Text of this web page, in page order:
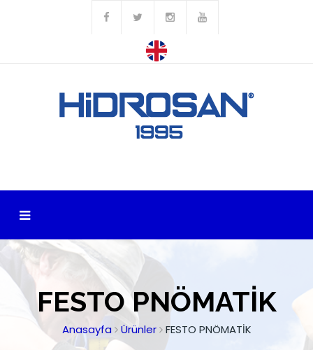
FESTO PNÖMATİK
Anasayfa Ürünler FESTO PNÖMATİK